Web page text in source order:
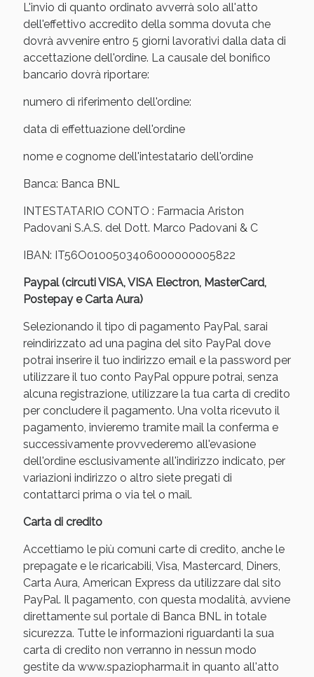
L'invio di quanto ordinato avverrà solo all'atto
dell'effettivo accredito della somma dovuta che
dovrà avvenire entro 5 giorni lavorativi dalla data di
accettazione dell'ordine. La causale del bonifico
bancario dovrà riportare:
numero di riferimento dell'ordine:
data di effettuazione dell'ordine
nome e cognome dell'intestatario dell'ordine
Banca: Banca BNL
INTESTATARIO CONTO : Farmacia Ariston
Padovani S.A.S. del Dott. Marco Padovani & C
IBAN: IT56O0100503406000000005822
Paypal (circuti VISA, VISA Electron, MasterCard,
Postepay e Carta Aura)
Selezionando il tipo di pagamento PayPal, sarai
reindirizzato ad una pagina del sito PayPal dove
potrai inserire il tuo indirizzo email e la password per
utilizzare il tuo conto PayPal oppure potrai, senza
alcuna registrazione, utilizzare la tua carta di credito
per concludere il pagamento. Una volta ricevuto il
pagamento, invieremo tramite mail la conferma e
successivamente provvederemo all'evasione
dell'ordine esclusivamente all'indirizzo indicato, per
variazioni indirizzo o altro siete pregati di
contattarci prima o via tel o mail.
Carta di credito
Accettiamo le più comuni carte di credito, anche le
prepagate e le ricaricabili, Visa, Mastercard, Diners,
Carta Aura, American Express da utilizzare dal sito
PayPal. Il pagamento, con questa modalità, avviene
direttamente sul portale di Banca BNL in totale
sicurezza. Tutte le informazioni riguardanti la sua
carta di credito non verranno in nessun modo
gestite da www.spaziopharma.it in quanto all'atto
Sconto fino al 55% disponibile oggi!
Vie Urinarie e Prostata: Sconti fino al 45% oggi!
oggi!